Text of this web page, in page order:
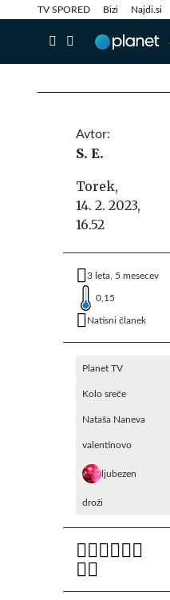
TV SPORED Bizi Najdi.si
Info in obvestila
Avtor:
S. E.
Torek,
14. 2. 2023,
16.52
3 leta, 5 mesecev
0,15
Natisni članek
Planet TV
Kolo sreče
Nataša Naneva
valentinovo
ljubezen
droži